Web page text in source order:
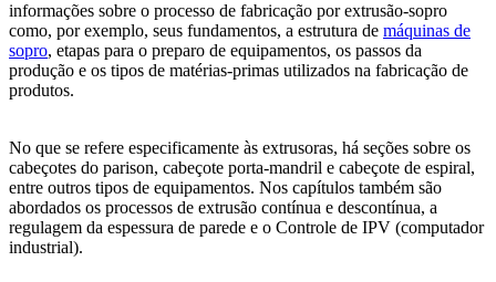
informações sobre o processo de fabricação por extrusão-sopro
como, por exemplo, seus fundamentos, a estrutura de máquinas de
sopro, etapas para o preparo de equipamentos, os passos da
produção e os tipos de matérias-primas utilizados na fabricação de
produtos.
No que se refere especificamente às extrusoras, há seções sobre os
cabeçotes do parison, cabeçote porta-mandril e cabeçote de espiral,
entre outros tipos de equipamentos. Nos capítulos também são
abordados os processos de extrusão contínua e descontínua, a
regulagem da espessura de parede e o Controle de IPV (computador
industrial).